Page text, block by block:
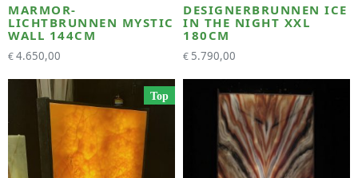
MARMOR-
LICHTBRUNNEN MYSTIC
WALL 144CM
€4.650,00
DESIGNERBRUNNEN ICE
IN THE NIGHT XXL
180CM
€ 5.790,00
Top